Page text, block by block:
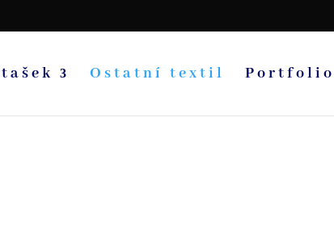
Ostatní textil Portfolio